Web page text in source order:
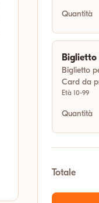
Quantità
Biglietto
Card da
Età 10-99
Quantità
Totale